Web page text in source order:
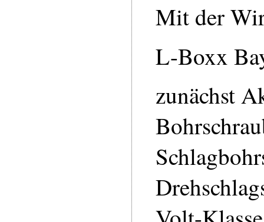
Mit der
L-Boxx
zunächst